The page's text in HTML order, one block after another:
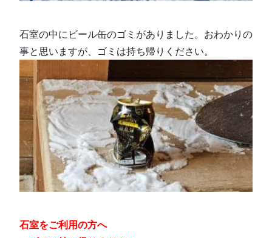
石室の中にビール缶のゴミがありました。おわかりの
事と思いますが、ゴミは持ち帰りください。
石室をご利用の方へ